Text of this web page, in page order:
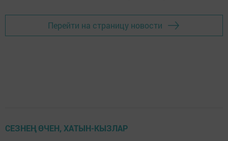
Перейти на страницу новости
СЕЗНЕҢ ӨЧЕН, ХАТЫН-КЫЗЛАР